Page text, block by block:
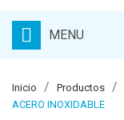
MENU
Inicio Productos
ACERO INOXIDABLE